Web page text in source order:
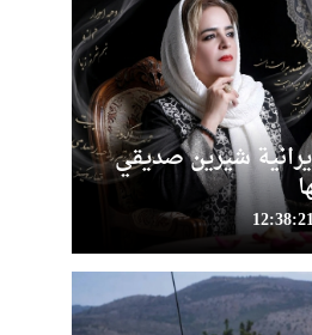
شيرين صديقي